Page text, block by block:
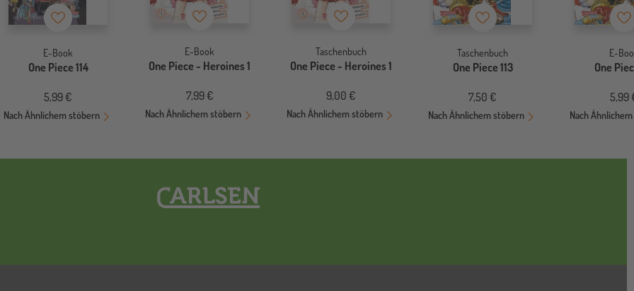
Merkzettel
E-Book
One Piece 114
5,99 €
Nach Ähnlichem stöbern
Merkzettel
E-Book
One Piece - Heroines 1
7,99 €
Nach Ähnlichem stöbern
Merkzettel
Taschenbuch
One Piece - Heroines 1
9,00 €
Nach Ähnlichem stöbern
Merkzettel
Taschenbuch
One Piece 113
7,50 €
Nach Ähnlichem stöbern
E-
One
5,99
Nach